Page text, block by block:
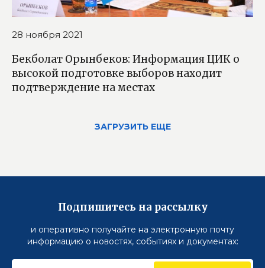
28 ноября 2021
Бекболат Орынбеков: Информация ЦИК о
высокой подготовке выборов находит
подтверждение на местах
ЗАГРУЗИТЬ ЕЩЕ
Подпишитесь на рассылку
и оперативно получайте на электронную почту
информацию о новостях, событиях и документах: